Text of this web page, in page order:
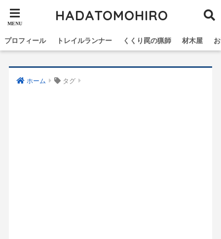
HADATOMOHIRO
プロフィール トレイルランナー くくり罠の猟師 材木屋
ホーム タグ